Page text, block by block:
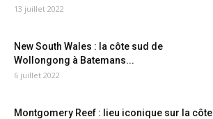
13 juillet 2022
New South Wales : la côte sud de
Wollongong à Batemans...
6 juillet 2022
Montgomery Reef : lieu iconique sur la côte